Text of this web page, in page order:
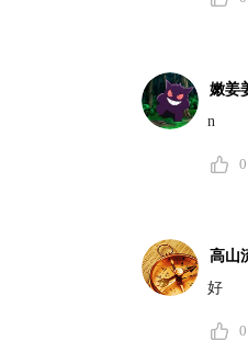
嫩姜
n
0
高山
好
0